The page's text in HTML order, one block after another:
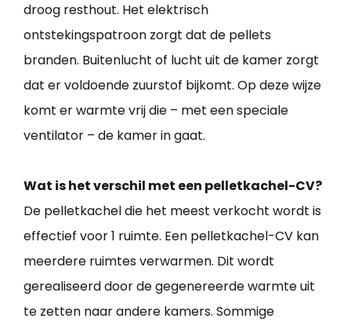
droog resthout. Het elektrisch
ontstekingspatroon zorgt dat de pellets
branden. Buitenlucht of lucht uit de kamer zorgt
dat er voldoende zuurstof bijkomt. Op deze wijze
komt er warmte vrij die – met een speciale
ventilator – de kamer in gaat.
Wat is het verschil met een pelletkachel-CV?
De pelletkachel die het meest verkocht wordt is
effectief voor 1 ruimte. Een pelletkachel-CV kan
meerdere ruimtes verwarmen. Dit wordt
gerealiseerd door de gegenereerde warmte uit
te zetten naar andere kamers. Sommige